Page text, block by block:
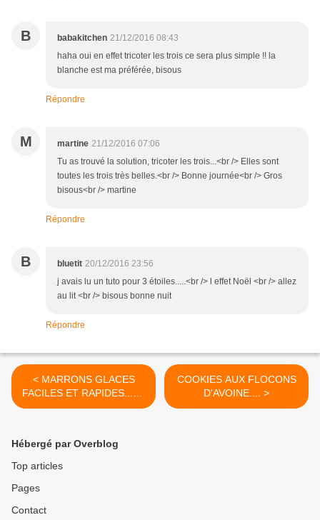
B babakitchen 21/12/2016 08:43
haha oui en effet tricoter les trois ce sera plus simple !! la
blanche est ma préférée, bisous
Répondre
M martine 21/12/2016 07:06
Tu as trouvé la solution, tricoter les trois...<br /> Elles sont
toutes les trois très belles.<br /> Bonne journée<br /> Gros
bisous<br /> martine
Répondre
B bluetit 20/12/2016 23:56
j avais lu un tuto pour 3 étoiles.....<br /> l effet Noël <br /> allez
au lit <br /> bisous bonne nuit
Répondre
< MARRONS GLACES
FACILES ET RAPIDES...LA
RECETTE...TROIS
COOKIES AUX FLOCONS
D'AVOINE.... >
Hébergé par Overblog
Top articles
Pages
Contact